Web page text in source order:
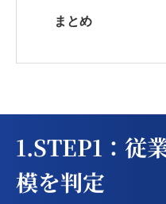
まとめ
1.STEP1：従
模を判定